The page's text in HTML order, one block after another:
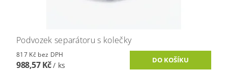
Podvozek separátoru s kolečky
817 Kč bez DPH
988,57 Kč/ ks